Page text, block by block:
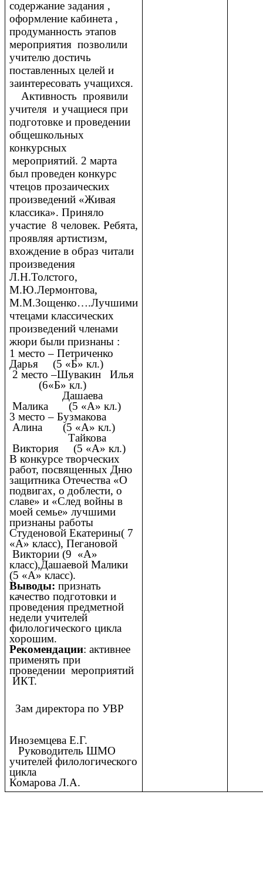
содержание задания ,
оформление кабинета ,
продуманность этапов
мероприятия позволили
учителю достичь
поставленных целей и
заинтересовать учащихся.
Активность проявили
учителя и учащиеся при
подготовке и проведении
общешкольных
конкурсных
мероприятий. 2 марта
был проведен конкурс
чтецов прозаических
произведений «Живая
классика». Приняло
участие 8 человек. Ребята,
проявляя артистизм,
вхождение в образ читали
произведения
Л.Н.Толстого,
М.Ю.Лермонтова,
М.М.Зощенко….Лучшими
чтецами классических
произведений членами
жюри были признаны :
1 место – Петриченко
Дарья (5 «Б» кл.)
2 место –Шувакин Илья
(6«Б» кл.)
Дашаева
Малика (5 «А» кл.)
3 место – Бузмакова
Алина (5 «А» кл.)
Тайкова
Виктория (5 «А» кл.)
В конкурсе творческих
работ, посвященных Дню
защитника Отечества «О
подвигах, о доблести, о
славе» и «След войны в
моей семье» лучшими
признаны работы
Студеновой Екатерины( 7
«А» класс), Пегановой
Виктории (9 «А»
класс),Дашаевой Малики
(5 «А» класс).
Выводы: признать
качество подготовки и
проведения предметной
недели учителей
филологического цикла
хорошим.
Рекомендации: активнее
применять при
проведении мероприятий
ИКТ.
Зам директора по УВР
Иноземцева Е.Г.
Руководитель ШМО
учителей филологического
цикла
Комарова Л.А.